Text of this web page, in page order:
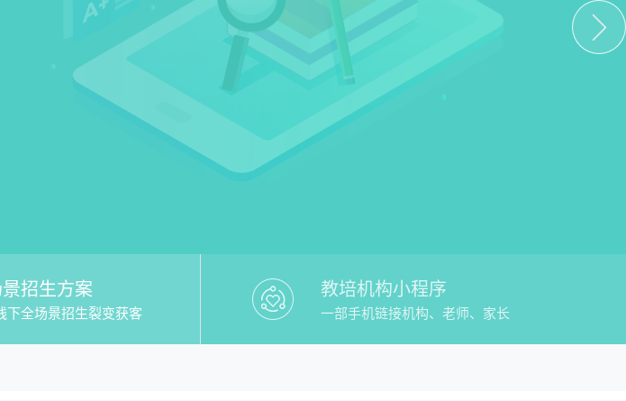
招生方案
下全场景招生裂变获客
教培机构小程序
一部手机链接机构、老师、家长
推荐校盈易教培saas排名教务管理平台